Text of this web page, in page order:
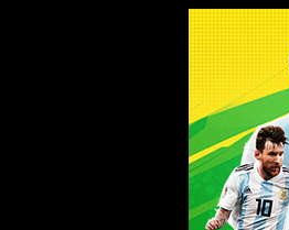
CHINA·永兴集团
WTS-WAF拦截详
出现该页面的原因:
1.你的请求是黑客攻击
2.你的请求合法但触发了安全规则,